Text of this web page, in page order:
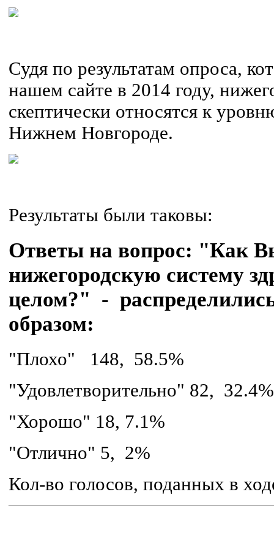
Судя по результатам опроса,
нашем сайте в 2014 году,
скептически относятся к
Нижнем Новгороде.
Результаты были таковы:
Ответы на вопрос: "Как
нижегородскую систему
целом?" -
образом:
"Плохо" 148, 58.5%
"Удовлетворительно" 82, 32.4%
"Хорошо" 18, 7.1%
"Отлично" 5, 2%
Кол-во голосов, поданных в